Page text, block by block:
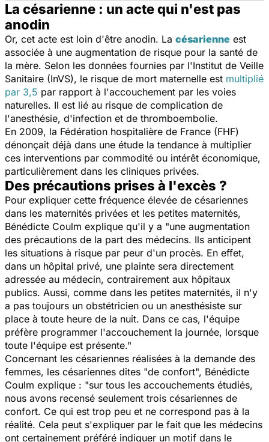
La césarienne : un acte qui n'est pas
anodin
Or, cet acte est loin d'être anodin. La césarienne est
associée à une augmentation de risque pour la santé de
la mère. Selon les données fournies par l'Institut de Veille
Sanitaire (InVS), le risque de mort maternelle est multiplié
par 3,5 par rapport à l'accouchement par les voies
naturelles. Il est lié au risque de complication de
l'anesthésie, d'infection et de thromboembolie.
En 2009, la Fédération hospitalière de France (FHF)
dénonçait déjà dans une étude la tendance à multiplier
ces interventions par commodité ou intérêt économique,
particulièrement dans les cliniques privées.
Des précautions prises à l'excès ?
Pour expliquer cette fréquence élevée de césariennes
dans les maternités privées et les petites maternités,
Bénédicte Coulm explique qu'il y a "une augmentation
des précautions de la part des médecins. Ils anticipent
les situations à risque par peur d'un procès. En effet,
dans un hôpital privé, une plainte sera directement
adressée au médecin, contrairement aux hôpitaux
publics. Aussi, comme dans les petites maternités, il n'y
a pas toujours un obstétricien ou un anesthésiste sur
place à toute heure de la nuit. Dans ce cas, l'équipe
préfère programmer l'accouchement la journée, lorsque
toute l'équipe est présente."
Concernant les césariennes réalisées à la demande des
femmes, les césariennes dites "de confort", Bénédicte
Coulm explique : "sur tous les accouchements étudiés,
nous avons recensé seulement trois césariennes de
confort. Ce qui est trop peu et ne correspond pas à la
réalité. Cela peut s'expliquer par le fait que les médecins
ont certainement préféré indiquer un motif dans le